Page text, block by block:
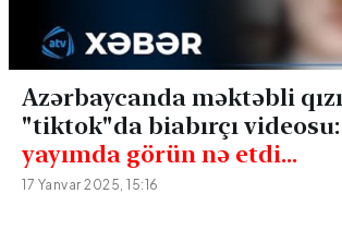
Azərbaycanda məktəbli
"tiktok"da biabırçı videosu:
yayımda görün nə etdi...
17 Yanvar 2025, 15:16